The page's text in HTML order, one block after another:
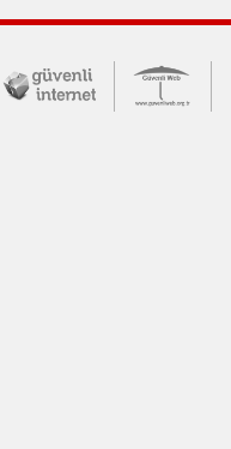
İletişim Merkezi
Güvende (yeni
Güvenli